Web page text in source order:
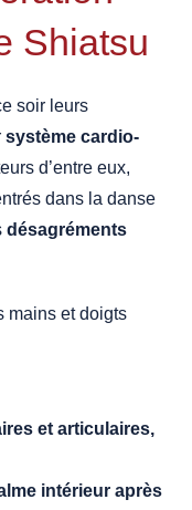
Shiatsu
soir leurs
système cardio-
d’entre eux,
dans la danse
désagréments
mains et doigts
et articulaires,
intérieur après